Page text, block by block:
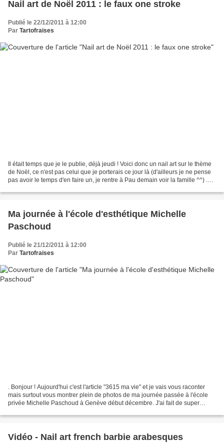
Nail art de Noël 2011 : le faux one stroke
Publié le 22/12/2011 à 12:00
Par Tartofraises
Il était temps que je le publie, déjà jeudi ! Voici donc un nail art sur le thème
de Noël, ce n'est pas celui que je porterais ce jour là (d'ailleurs je ne pense
pas avoir le temps d'en faire un, je rentre à Pau demain voir la famille ^^) .
Ma journée à l'école d'esthétique Michelle
Paschoud
Publié le 21/12/2011 à 12:00
Par Tartofraises
. Bonjour ! Aujourd'hui c'est l'article "3615 ma vie" et je vais vous raconter
mais surtout vous montrer plein de photos de ma journée passée à l'école
privée Michelle Paschoud à Genève début décembre. J'ai fait de super
Vidéo - Nail art french barbie arabesques